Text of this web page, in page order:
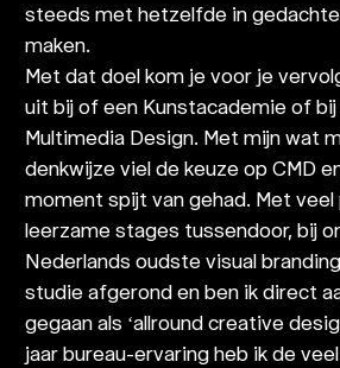
steeds met hetzelfde in
maken.
Met dat doel kom je voor je
uit bij of een Kunstacademie of
Multimedia Design. Met mijn wat
denkwijze viel de keuze op CMD
moment spijt van gehad. Met veel
leerzame stages tussendoor, bij
Nederlands oudste visual
studie afgerond en ben ik direct
gegaan als ‘allround creative
jaar bureau-ervaring heb ik de